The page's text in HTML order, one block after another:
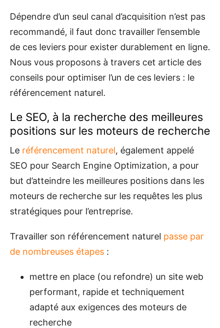
Dépendre d’un seul canal d’acquisition n’est pas
recommandé, il faut donc travailler l’ensemble
de ces leviers pour exister durablement en ligne.
Nous vous proposons à travers cet article des
conseils pour optimiser l’un de ces leviers : le
référencement naturel.
Le SEO, à la recherche des meilleures
positions sur les moteurs de recherche
Le référencement naturel, également appelé
SEO pour Search Engine Optimization, a pour
but d’atteindre les meilleures positions dans les
moteurs de recherche sur les requêtes les plus
stratégiques pour l’entreprise.
Travailler son référencement naturel passe par
de nombreuses étapes :
mettre en place (ou refondre) un site web
performant, rapide et techniquement
adapté aux exigences des moteurs de
recherche